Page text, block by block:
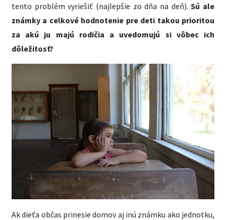
tento problém vyriešiť (najlepšie zo dňa na deň).Sú ale
známky a celkové hodnotenie pre deti takou prioritou
za akú ju majú rodičia a uvedomujú si vôbec ich
dôležitosť?
Ak dieťa občas prinesie domov aj inú známku ako jednotku,